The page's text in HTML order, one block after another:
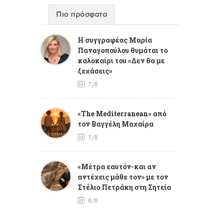
Πιο πρόσφατα
Η συγγραφέας Μαρία
Παναγοπούλου θυμάται το
καλοκαίρι του «Δεν θα με
ξεχάσεις»
7/8
«The Mediterranean» από
τον Βαγγέλη Μαχαίρα
7/8
«Μέτρα εαυτόν-και αν
αντέχεις μάθε τον» με τον
Στέλιο Πετράκη στη Σητεία
6/8